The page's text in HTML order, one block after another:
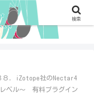
８．iZotope社のNectar4
ベル～ 有料プラグイン
検索